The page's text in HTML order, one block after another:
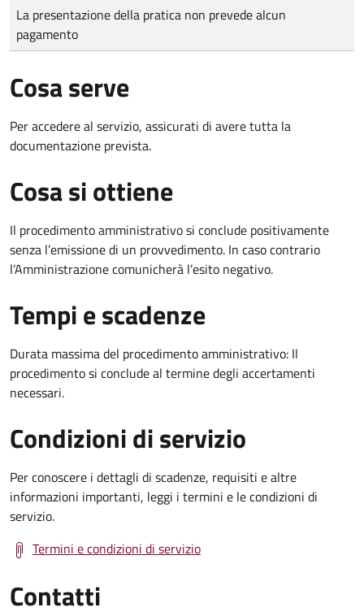
Tipo di pagamento
Importo
La presentazione della pratica non prevede alcun
pagamento
Cosa serve
Per accedere al servizio, assicurati di avere tutta la
documentazione prevista.
Cosa si ottiene
Il procedimento amministrativo si conclude positivamente
senza l’emissione di un provvedimento. In caso contrario
l’Amministrazione comunicherà l’esito negativo.
Tempi e scadenze
Durata massima del procedimento amministrativo: Il
procedimento si conclude al termine degli accertamenti
necessari.
Condizioni di servizio
Per conoscere i dettagli di scadenze, requisiti e altre
informazioni importanti, leggi i termini e le condizioni di
servizio.
Termini e condizioni di servizio
Contatti